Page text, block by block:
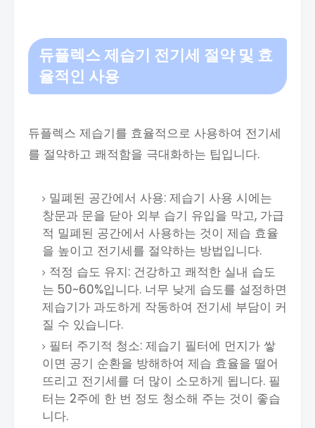
듀플렉스 제습기 전기세 절약 및 효
율적인 사용
듀플렉스 제습기를 효율적으로 사용하여 전기세
를 절약하고 쾌적함을 극대화하는 팁입니다.
밀폐된 공간에서 사용: 제습기 사용 시에는
창문과 문을 닫아 외부 습기 유입을 막고, 가급
적 밀폐된 공간에서 사용하는 것이 제습 효율
을 높이고 전기세를 절약하는 방법입니다.
적정 습도 유지: 건강하고 쾌적한 실내 습도
는 50~60%입니다. 너무 낮게 습도를 설정하면
제습기가 과도하게 작동하여 전기세 부담이 커
질 수 있습니다.
필터 주기적 청소: 제습기 필터에 먼지가 쌓
이면 공기 순환을 방해하여 제습 효율을 떨어
뜨리고 전기세를 더 많이 소모하게 됩니다. 필
터는 2주에 한 번 정도 청소해 주는 것이 좋습
니다.